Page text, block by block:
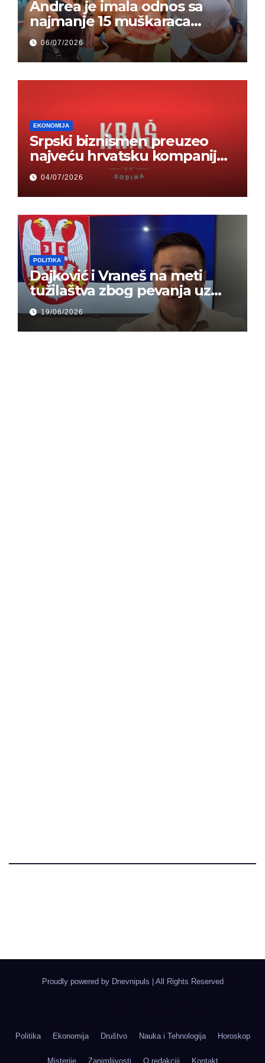
Andrea je imala odnos sa
najmanje 15 muškaraca
odjednom – „Doktor mi je
rekao…“ (FOTO)
06/07/2026
EKONOMIJA
Srpski biznismen preuzeo
najveću hrvatsku kompaniju i
ponos zemlje – Hrvati ne
mogu da veruju
04/07/2026
POLITIKA
Dajković i Vraneš na meti
tužilaštva zbog pevanja uz
gusle
19/06/2026
Proudly powered by Dnevnipuls All Rights Reserved
Politika Ekonomija Društvo Nauka i Tehnologija Horoskop
Misterije Zanimljivosti O redakciji Kontakt